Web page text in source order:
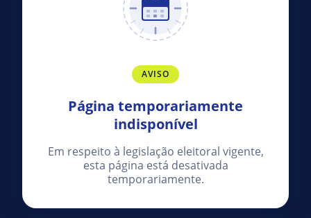
AVISO
Página temporariamente
indisponível
Em respeito à legislação eleitoral vigente,
esta página está desativada
temporariamente.